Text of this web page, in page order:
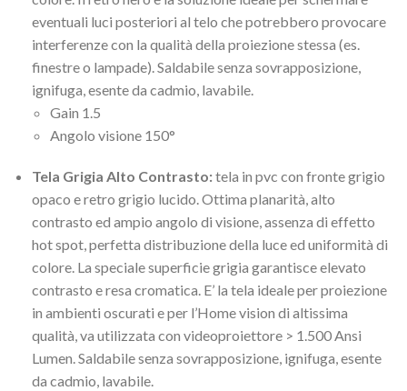
eventuali luci posteriori al telo che potrebbero provocare
interferenze con la qualità della proiezione stessa (es.
finestre o lampade). Saldabile senza sovrapposizione,
ignifuga, esente da cadmio, lavabile.
Gain 1.5
Angolo visione 150°
Tela Grigia Alto Contrasto:tela in pvc con fronte grigio
opaco e retro grigio lucido. Ottima planarità, alto
contrasto ed ampio angolo di visione, assenza di effetto
hot spot, perfetta distribuzione della luce ed uniformità di
colore. La speciale superficie grigia garantisce elevato
contrasto e resa cromatica. E’ la tela ideale per proiezione
in ambienti oscurati e per l’Home vision di altissima
qualità, va utilizzata con videoproiettore > 1.500 Ansi
Lumen. Saldabile senza sovrapposizione, ignifuga, esente
da cadmio, lavabile.